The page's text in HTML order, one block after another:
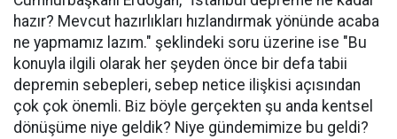
hazır? Mevcut hazırlıkları hızlandırmak yönünde acaba
ne yapmamız lazım." şeklindeki soru üzerine ise "Bu
konuyla ilgili olarak her şeyden önce bir defa tabii
depremin sebepleri, sebep netice ilişkisi açısından
çok çok önemli. Biz böyle gerçekten şu anda kentsel
dönüşüme niye geldik? Niye gündemimize bu geldi?